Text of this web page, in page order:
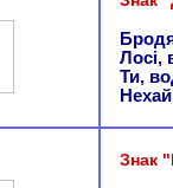
Лосі,
Ти,
Знак